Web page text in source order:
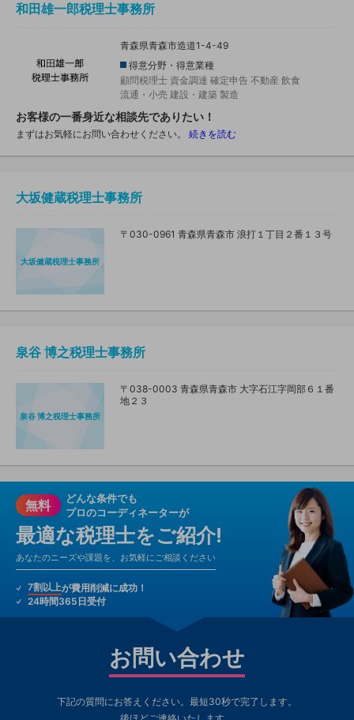
和田雄一郎税理士事務所
青森県青森市造道1-4-49
得意分野・得意業種
顧問税理士 資金調達 確定申告 不動産 飲食
流通・小売 建設・建築 製造
お客様の一番身近な相談先でありたい！
まずはお気軽にお問い合わせください。 続きを読む
大坂健蔵税理士事務所
大坂健蔵税理士事務所
〒030-0961 青森県青森市 浪打１丁目２番１３号
泉谷 博之税理士事務所
泉谷 博之税理士事務所
〒038-0003 青森県青森市 大字石江字岡部６１番
地２３
無料
どんな条件でも
プロのコーディネーターが
最適な税理士をご紹介!
あなたのニーズや課題を、お気軽にご相談ください
7割以上が費用削減に成功！
24時間365日受付
お問い合わせ
下記の質問にお答えください。最短30秒で完了します。